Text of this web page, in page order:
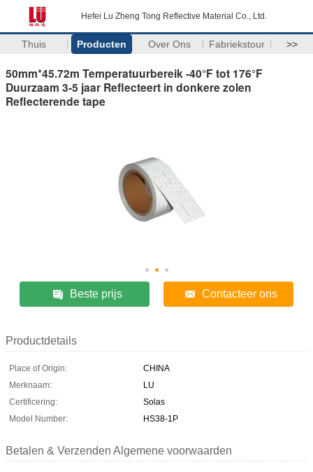
Hefei Lu Zheng Tong Reflective Material Co., Ltd.
Thuis Producten Over Ons Fabriekstour >>
50mm*45.72m Temperatuurbereik -40°F tot 176°F
Duurzaam 3-5 jaar Reflecteert in donkere zolen
Reflecterende tape
Beste prijs Contacteer ons
Productdetails
Place of Origin:
CHINA
Merknaam:
LU
Certificering:
Solas
Model Number:
HS38-1P
Betalen & Verzenden Algemene voorwaarden